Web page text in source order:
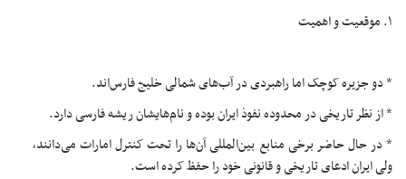
۱. موقعیت و اهمیت
* دو جزیره کوچک اما راهبردی در آب‌های شمالی خلیج فارس‌اند.
* از نظر تاریخی در محدوده نفوذ ایران بوده و نام‌هایشان ریشه فارسی دارد.
* در حال حاضر برخی منابع بین‌المللی آن‌ها را تحت کنترل امارات می‌دانند،
ولی ایران ادعای تاریخی و قانونی خود را حفظ کرده است.